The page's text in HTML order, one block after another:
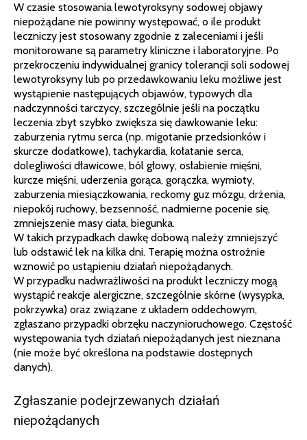
W czasie stosowania lewotyroksyny sodowej objawy
niepożądane nie powinny występować, o ile produkt
leczniczy jest stosowany zgodnie z zaleceniami i jeśli
monitorowane są parametry kliniczne i laboratoryjne. Po
przekroczeniu indywidualnej granicy tolerancji soli sodowej
lewotyroksyny lub po przedawkowaniu leku możliwe jest
wystąpienie następujących objawów, typowych dla
nadczynności tarczycy, szczególnie jeśli na początku
leczenia zbyt szybko zwiększa się dawkowanie leku:
zaburzenia rytmu serca (np. migotanie przedsionków i
skurcze dodatkowe), tachykardia, kołatanie serca,
dolegliwości dławicowe, ból głowy, osłabienie mięśni,
kurcze mięśni, uderzenia gorąca, gorączka, wymioty,
zaburzenia miesiączkowania, reckomy guz mózgu, drżenia,
niepokój ruchowy, bezsenność, nadmierne pocenie się,
zmniejszenie masy ciała, biegunka.
W takich przypadkach dawkę dobową należy zmniejszyć
lub odstawić lek na kilka dni. Terapię można ostrożnie
wznowić po ustąpieniu działań niepożądanych.
W przypadku nadwrażliwości na produkt leczniczy mogą
wystąpić reakcje alergiczne, szczególnie skórne (wysypka,
pokrzywka) oraz związane z układem oddechowym,
zgłaszano przypadki obrzęku naczynioruchowego. Częstość
występowania tych działań niepożądanych jest nieznana
(nie może być określona na podstawie dostępnych
danych).
Zgłaszanie podejrzewanych działań
niepożądanych